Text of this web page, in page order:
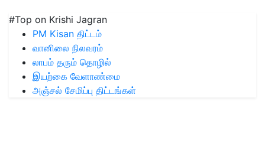
#Top on Krishi Jagran
PM Kisan திட்டம்
வானிலை நிலவரம்
லாபம் தரும் தொழில்
இயற்கை வேளாண்மை
அஞ்சல் சேமிப்பு திட்டங்கள்